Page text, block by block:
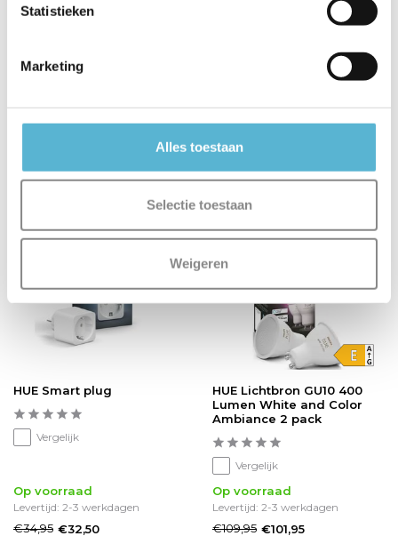
Statistieken
Marketing
Alles toestaan
Selectie toestaan
Weigeren
€59,95 €55,75 €159,95 €148,95
sale 7%
HUE Smart plug
Vergelijk
Op voorraad
Levertijd: 2-3 werkdagen
€34,95 €32,50
sale 7%
HUE Lichtbron GU10 400
Lumen White and Color
Ambiance 2 pack
Vergelijk
Op voorraad
Levertijd: 2-3 werkdagen
€109,95 €101,95